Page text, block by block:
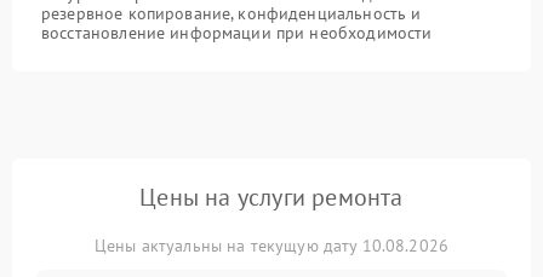
резервное копирование, конфиденциальность и
восстановление информации при необходимости
Цены на услуги ремонта
Цены актуальны на текущую дату 10.08.2026